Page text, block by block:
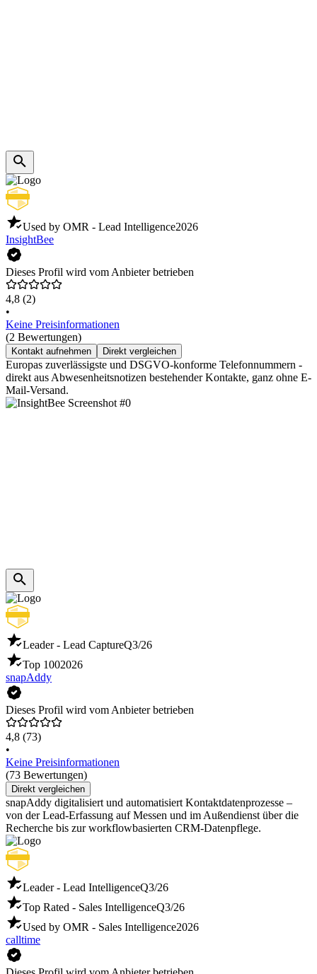
Used by OMR - Lead Intelligence2026
InsightBee
Dieses Profil wird vom Anbieter betrieben
4,8 (2)
•
Keine Preisinformationen
(2 Bewertungen)
Kontakt aufnehmen Direkt vergleichen
Europas zuverlässigste und DSGVO-konforme Telefonnummern -
direkt aus Abwesenheitsnotizen bestehender Kontakte, ganz ohne E-
Mail-Versand.
Leader - Lead CaptureQ3/26
Top 1002026
snapAddy
Dieses Profil wird vom Anbieter betrieben
4,8 (73)
•
Keine Preisinformationen
(73 Bewertungen)
Direkt vergleichen
snapAddy digitalisiert und automatisiert Kontaktdatenprozesse –
von der Lead-Erfassung auf Messen und im Außendienst über die
Recherche bis zur workflowbasierten CRM-Datenpflege.
Leader - Lead IntelligenceQ3/26
Top Rated - Sales IntelligenceQ3/26
Used by OMR - Sales Intelligence2026
calltime